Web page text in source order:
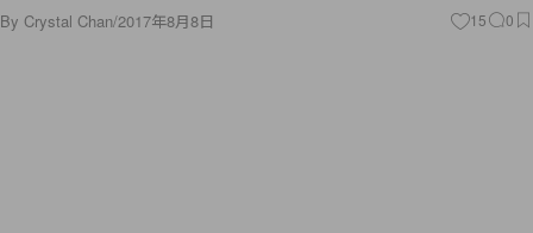
By Crystal Chan/2017年8月8日 15 0